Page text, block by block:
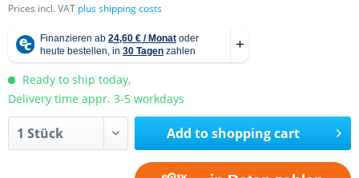
Prices incl. VAT plus shipping costs
Ready to ship today,
Delivery time appr. 3-5 workdays
Add toshopping cart